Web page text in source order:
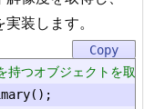
装します。
つオブジェクトを取
();